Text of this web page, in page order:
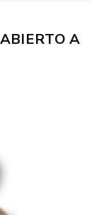
A